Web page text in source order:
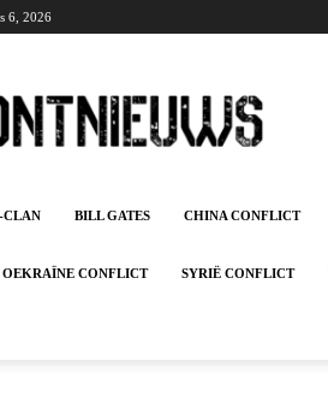
6, 2026
CLAN BILL GATES CHINA CONFLICT
OEKRAÏNE CONFLICT SYRIË CONFLICT